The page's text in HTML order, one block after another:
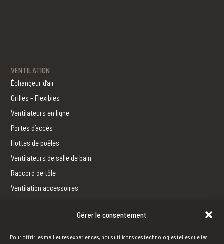
Gérer le consentement
Pour offrir les meilleures expériences, nous utilisons des technologies telles que les
VENTILATION
Échangeur d’air
Grilles – Flexibles
Ventilateurs en ligne
Portes d’accès
Hottes de poêles
Ventilateurs de salle de bain
Raccord de tôle
Ventilation accessoires